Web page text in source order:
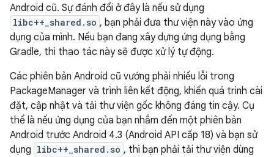
Android cũ. Sự đánh đổi ở đây là nếu sử dụng
libc++_shared.so , bạn phải đưa thư viện này vào ứng
dụng của mình. Nếu bạn đang xây dựng ứng dụng bằng
Gradle, thì thao tác này sẽ được xử lý tự động.
Các phiên bản Android cũ vướng phải nhiều lỗi trong
PackageManager và trình liên kết động, khiến quá trình cài
đặt, cập nhật và tải thư viện gốc không đáng tin cậy. Cụ
thể là nếu ứng dụng của bạn nhắm đến một phiên bản
Android trước Android 4.3 (Android API cấp 18) và bạn sử
dụng libc++_shared.so , thì bạn phải tải thư viện dùng